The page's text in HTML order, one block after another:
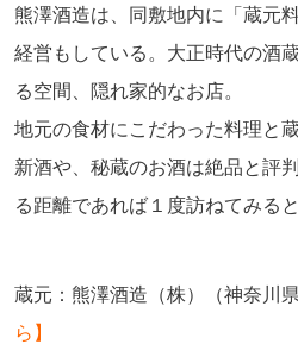
熊澤酒造は、同敷地内に「蔵元
経営もしている。大正時代の酒
る空間、隠れ家的なお店。
地元の食材にこだわった料理と
新酒や、秘蔵のお酒は絶品と評
る距離であれば１度訪ねてみると
蔵元：熊澤酒造（株）（神奈川県
ら】